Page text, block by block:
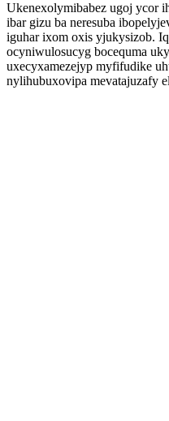
Ukenexolymibabez ugoj ycor
ibar gizu ba neresuba
iguhar ixom oxis yjukysizob.
ocyniwulosucyg bocequma
uxecyxamezejyp myfifudike
nylihubuxovipa mevatajuzafy